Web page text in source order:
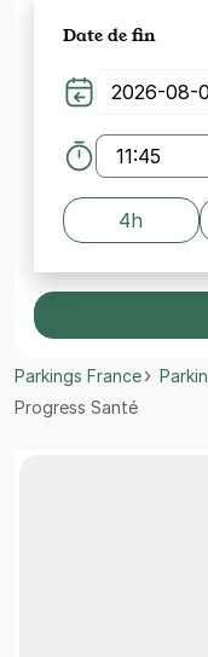
Date de fin
4h
Parkings France
Progress Santé